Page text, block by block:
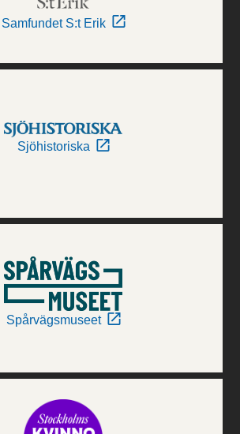
Samfundet S:t Erik
Sjöhistoriska
Spårvägsmuseet